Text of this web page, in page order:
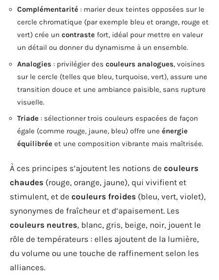
Complémentarité : marier deux teintes opposées sur le
cercle chromatique (par exemple bleu et orange, rouge et
vert) crée un contraste fort, idéal pour mettre en valeur
un détail ou donner du dynamisme à un ensemble.
Analogies : privilégier des couleurs analogues, voisines
sur le cercle (telles que bleu, turquoise, vert), assure une
transition douce et une ambiance paisible, sans rupture
visuelle.
Triade : sélectionner trois couleurs espacées de façon
égale (comme rouge, jaune, bleu) offre une énergie
équilibrée et une composition vibrante mais maîtrisée.
À ces principes s’ajoutent les notions de couleurs
chaudes (rouge, orange, jaune), qui vivifient et
stimulent, et de couleurs froides (bleu, vert, violet),
synonymes de fraîcheur et d’apaisement. Les
couleurs neutres, blanc, gris, beige, noir, jouent le
rôle de températeurs : elles ajoutent de la lumière,
du volume ou une touche de raffinement selon les
alliances.